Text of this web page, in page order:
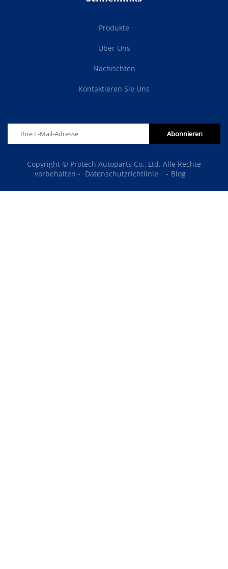
Produkte
Über Uns
Nachrichten
Kontaktieren Sie Uns
Abonnieren
Copyright © Protech Autoparts Co., Ltd. Alle Rechte
vorbehalten - Datenschutzrichtlinie - Blog